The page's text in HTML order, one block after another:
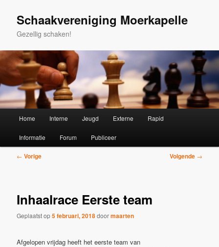
primaire
Schaakvereniging Moerkapelle
Gezellig schaken!
Home Interne Jeugd Externe Rapid
Informatie Forum Publiceer
Bericht
← Vorige Volgende →
Inhaalrace Eerste team
Geplaatst op5 februari, 2018doormaarten
Afgelopen vrijdag heeft het eerste team van